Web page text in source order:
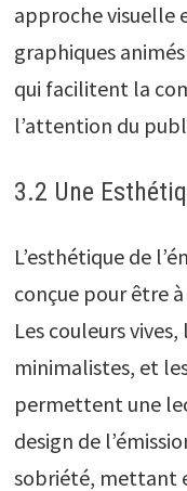
approche visuelle
graphiques
qui facilitent la
l’attention du
3.2 Une
L’esthétique de
conçue pour être
Les couleurs
minimalistes, et
permettent une
design de
sobriété, mettant